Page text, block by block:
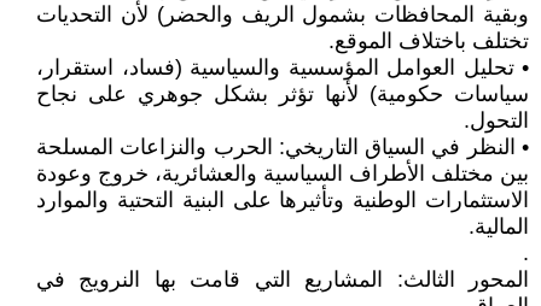
وبقية المحافظات بشمول الريف والحضر) لأن التحديات
تختلف باختلاف الموقع.
• تحليل العوامل المؤسسية والسياسية (فساد، استقرار،
سياسات حكومية) لأنها تؤثر بشكل جوهري على نجاح
التحول.
• النظر في السياق التاريخي: الحرب والنزاعات المسلحة
بين مختلف الأطراف السياسية والعشائرية، خروج وعودة
الاستثمارات الوطنية وتأثيرها على البنية التحتية والموارد
المالية.
.
المحور الثالث: المشاريع التي قامت بها النرويج في